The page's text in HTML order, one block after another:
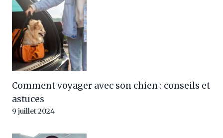
Comment voyager avec son chien : conseils et
astuces
9 juillet 2024